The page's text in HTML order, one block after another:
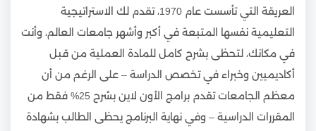
العريقة التي تأسست عام 1970، تقدم لك الاستراتيجية
التعليمية نفسها المتبعة في أكبر وأشهر جامعات العالم، وأنت
في مكانك، لتحظى بشرح كامل للمادة العملية من قبل
أكاديميين وخبراء في تخصص الدراسة – على الرغم من أن
معظم الجامعات تقدم برامج الأون لاين بشرح 25% فقط من
المقررات الدراسية – وفي نهاية البرنامج يحظى الطالب بشهادة